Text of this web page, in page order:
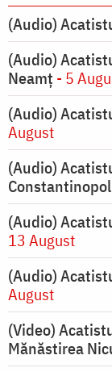
(Audio)
(Audio)
Neamț - 5
(Audio)
August
(Audio)
(Audio)
13 August
(Audio)
August
(Video)
Mănăstirea